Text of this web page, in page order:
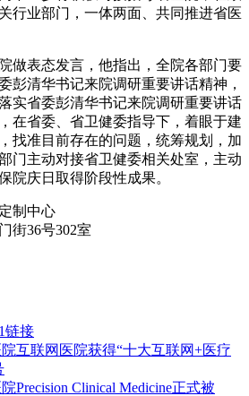
行业部门，一体两面、共同推进省医
做表态发言，他指出，全院各部门要
彭清华书记来院调研重要讲话精神，
实省委彭清华书记来院调研重要讲话
在省委、省卫健委指导下，着眼于建
找准目前存在的问题，统筹规划，加
门主动对接省卫健委相关处室，主动
院庆日取得阶段性成果。
制中心
街36号302室
链接
互联网医院获得“十大互联网+医疗
Precision Clinical Medicine正式被